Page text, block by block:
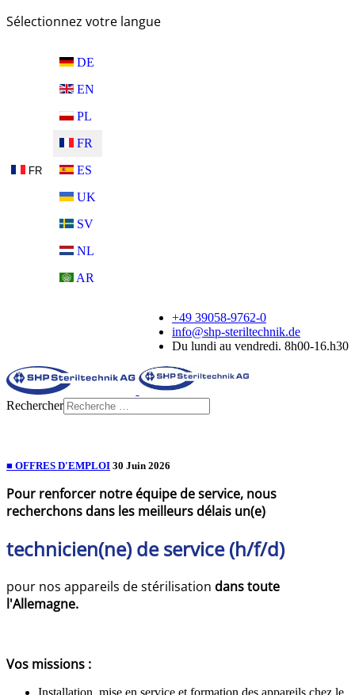
Sélectionnez votre langue
FR
DE
EN
PL
FR
ES
UK
SV
NL
AR
+49 39058-9762-0
info@shp-steriltechnik.de
Du lundi au vendredi. 8h00-16.h30
Rechercher
■ OFFRES D'EMPLOI 30 Juin 2026
Pour renforcer notre équipe de service, nous
recherchons dans les meilleurs délais un(e)
technicien(ne) de service (h/f/d)
pour nos appareils de stérilisation dans toute
l'Allemagne.
Vos missions :
Installation, mise en service et formation des appareils chez le